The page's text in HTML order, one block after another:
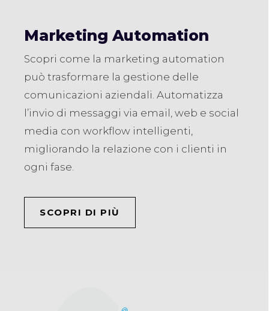
Marketing Automation
Scopri come la marketing automation
può trasformare la gestione delle
comunicazioni aziendali. Automatizza
l’invio di messaggi via email, web e social
media con workflow intelligenti,
migliorando la relazione con i clienti in
ogni fase.
SCOPRI DI PIÙ